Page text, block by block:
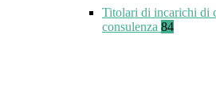
Titolari di incarichi di
consulenza 84